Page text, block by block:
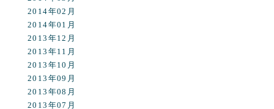
2014年02月
2014年01月
2013年12月
2013年11月
2013年10月
2013年09月
2013年08月
2013年07月